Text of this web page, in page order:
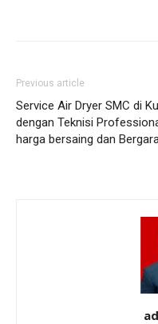
Previous article
Service Air Dryer SMC di
dengan Teknisi
harga bersaing dan